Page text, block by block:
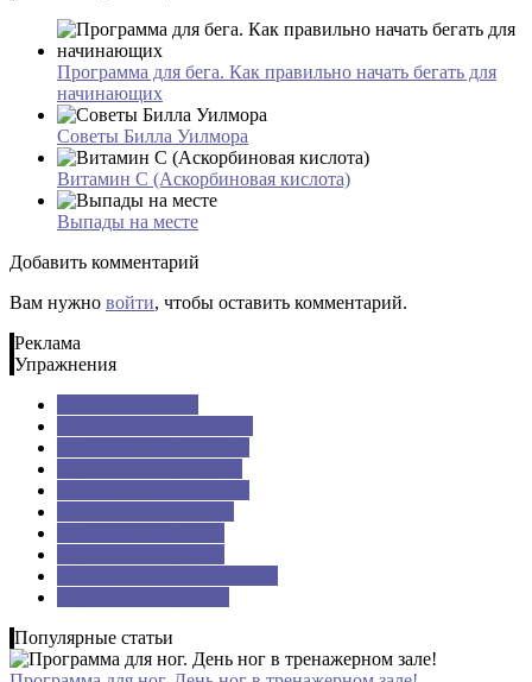
Программа для бега. Как правильно начать бегать для
начинающих
Советы Билла Уилмора
Витамин С (Аскорбиновая кислота)
Выпады на месте
Добавить комментарий
Вам нужно войти, чтобы оставить комментарий.
Реклама
Упражнения
Популярные статьи